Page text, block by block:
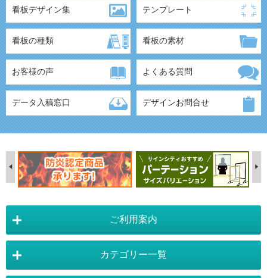
看板デザイン集 テンプレート
看板の種類 看板の素材
お客様の声 よくある質問
データ入稿窓口 デザインお問合せ
ご利用案内
店舗詳細情報 カテゴリー一覧